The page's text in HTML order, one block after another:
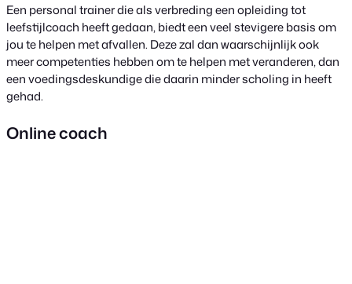
Een personal trainer die als verbreding een opleiding tot
leefstijlcoach heeft gedaan, biedt een veel stevigere basis om
jou te helpen met afvallen. Deze zal dan waarschijnlijk ook
meer competenties hebben om te helpen met veranderen, dan
een voedingsdeskundige die daarin minder scholing in heeft
gehad.
Online coach